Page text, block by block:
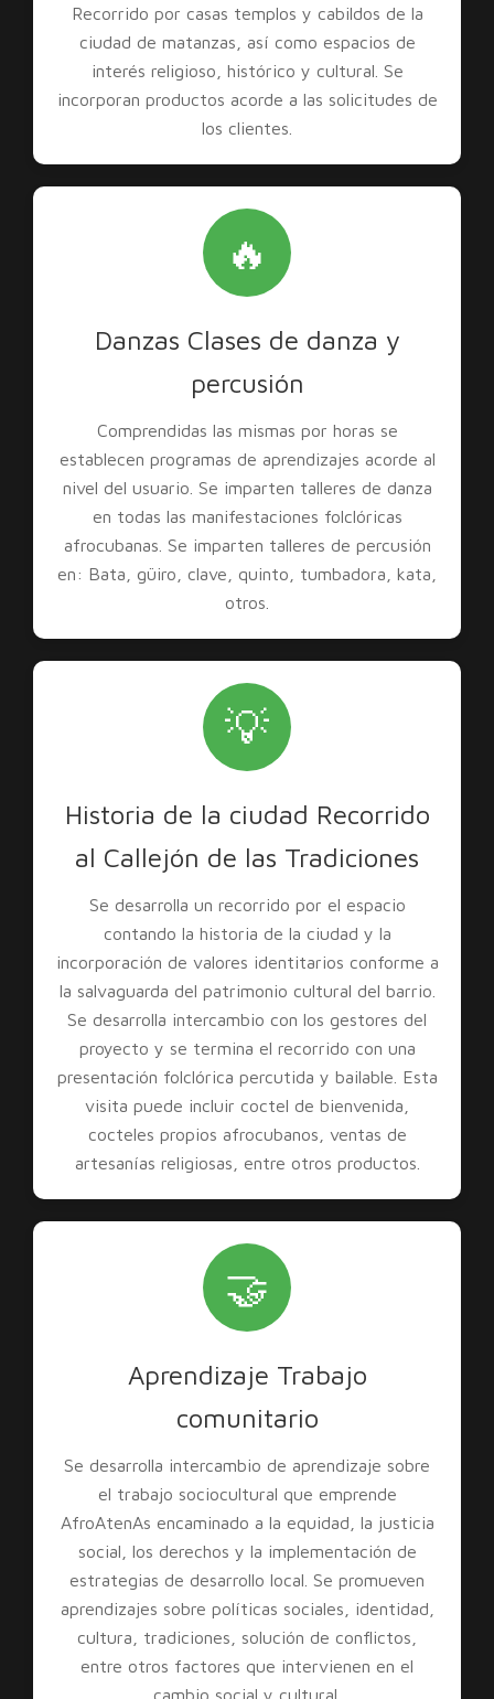
Recorrido por casas templos y cabildos de la
ciudad de matanzas, así como espacios de
interés religioso, histórico y cultural. Se
incorporan productos acorde a las solicitudes de
los clientes.
🔥
Danzas Clases de danza y
percusión
Comprendidas las mismas por horas se
establecen programas de aprendizajes acorde al
nivel del usuario. Se imparten talleres de danza
en todas las manifestaciones folclóricas
afrocubanas. Se imparten talleres de percusión
en: Bata, güiro, clave, quinto, tumbadora, kata,
otros.
💡
Historia de la ciudad Recorrido
al Callejón de las Tradiciones
Se desarrolla un recorrido por el espacio
contando la historia de la ciudad y la
incorporación de valores identitarios conforme a
la salvaguarda del patrimonio cultural del barrio.
Se desarrolla intercambio con los gestores del
proyecto y se termina el recorrido con una
presentación folclórica percutida y bailable. Esta
visita puede incluir coctel de bienvenida,
cocteles propios afrocubanos, ventas de
artesanías religiosas, entre otros productos.
🤝
Aprendizaje Trabajo
comunitario
Se desarrolla intercambio de aprendizaje sobre
el trabajo sociocultural que emprende
AfroAtenAs encaminado a la equidad, la justicia
social, los derechos y la implementación de
estrategias de desarrollo local. Se promueven
aprendizajes sobre políticas sociales, identidad,
cultura, tradiciones, solución de conflictos,
entre otros factores que intervienen en el
cambio social y cultural.